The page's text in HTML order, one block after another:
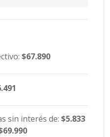
$67.890
sin interés de: $5.833